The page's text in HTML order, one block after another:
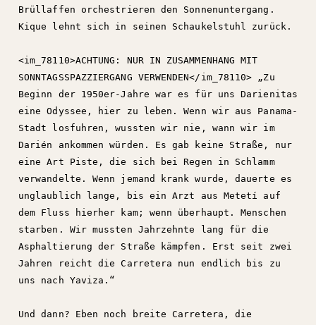
Brüllaffen orchestrieren den Sonnenuntergang.
Kique lehnt sich in seinen Schaukelstuhl zurück.
<im_78110>ACHTUNG: NUR IN ZUSAMMENHANG MIT
SONNTAGSSPAZZIERGANG VERWENDEN</im_78110> „Zu
Beginn der 1950er-Jahre war es für uns Darienitas
eine Odyssee, hier zu leben. Wenn wir aus Panama-
Stadt losfuhren, wussten wir nie, wann wir im
Darién ankommen würden. Es gab keine Straße, nur
eine Art Piste, die sich bei Regen in Schlamm
verwandelte. Wenn jemand krank wurde, dauerte es
unglaublich lange, bis ein Arzt aus Metetí auf
dem Fluss hierher kam; wenn überhaupt. Menschen
starben. Wir mussten Jahrzehnte lang für die
Asphaltierung der Straße kämpfen. Erst seit zwei
Jahren reicht die Carretera nun endlich bis zu
uns nach Yaviza.“
Und dann? Eben noch breite Carretera, die